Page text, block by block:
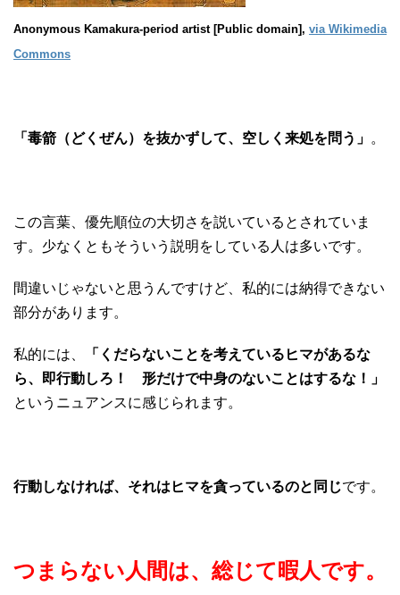
Anonymous Kamakura-period artist [Public domain], via Wikimedia
Commons
「毒箭（どくぜん）を抜かずして、空しく来処を問う」 。
この言葉、優先順位の大切さを説いているとされていま
す。少なくともそういう説明をしている人は多いです。
間違いじゃないと思うんですけど、私的には納得できない
部分があります。
私的には、
「くだらないことを考えているヒマがあるな
ら、即行動しろ！ 形だけで中身のないことはするな！」
というニュアンスに感じられます。
行動しなければ、それはヒマを貪っているのと同じです。
つまらない人間は、総じて暇人です。